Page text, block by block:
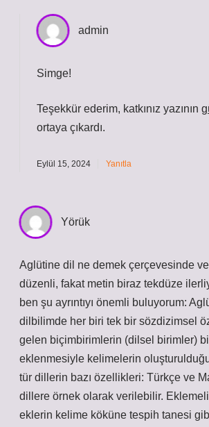
admin
Simge!
Teşekkür ederim, katkınız yazının
ortaya çıkardı.
Eylül 15, 2024 Yanıtla
Yörük
Aglütine dil ne demek çerçevesinde
düzenli, fakat metin biraz tekdüze
ben şu ayrıntıyı önemli buluyorum:
dilbilimde her biri tek bir sözdizimsel
gelen biçimbirimlerin (dilsel birimler)
eklenmesiyle kelimelerin
tür dillerin bazı özellikleri: Türkçe ve
dillere örnek olarak verilebilir. Eklemeli
eklerin kelime köküne tespih tanesi